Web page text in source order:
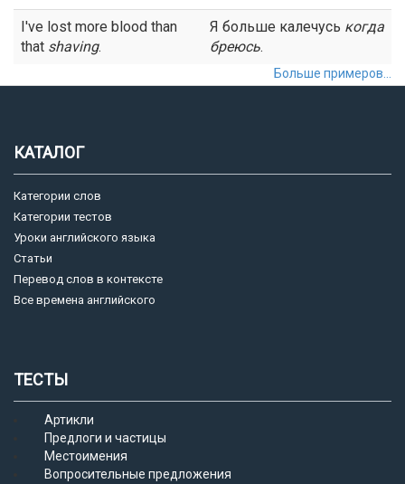
I've lost more blood than
that shaving.
Я больше калечусь когда
бреюсь.
Больше примеров...
КАТАЛОГ
Категории слов
Категории тестов
Уроки английского языка
Статьи
Перевод слов в контексте
Все времена английского
ТЕСТЫ
Артикли
Предлоги и частицы
Местоимения
Вопросительные предложения